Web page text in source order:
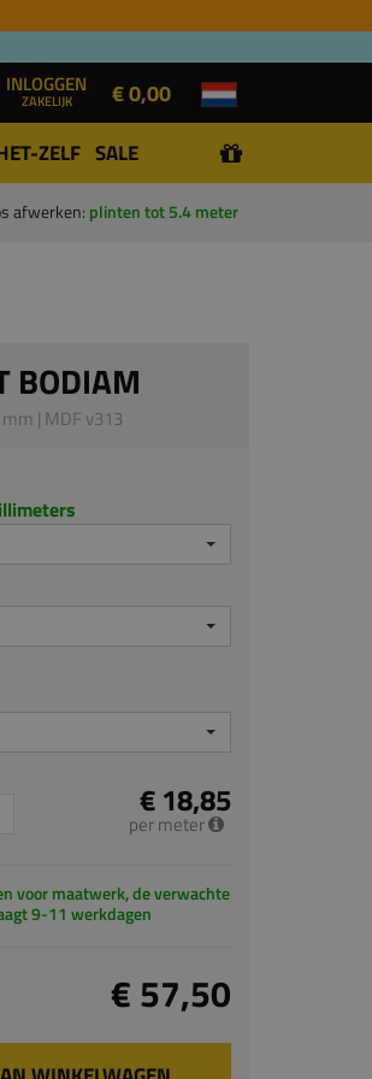
INLOGGEN
ZAKELIJK € 0,00
ZELF SALE
afwerken: plinten tot 5.4 meter
BODIAM
| MDF v313
€ 18,85
per meter
voor maatwerk, de verwachte
9-11 werkdagen
€ 57,50